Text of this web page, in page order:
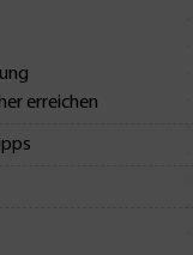
erreichen